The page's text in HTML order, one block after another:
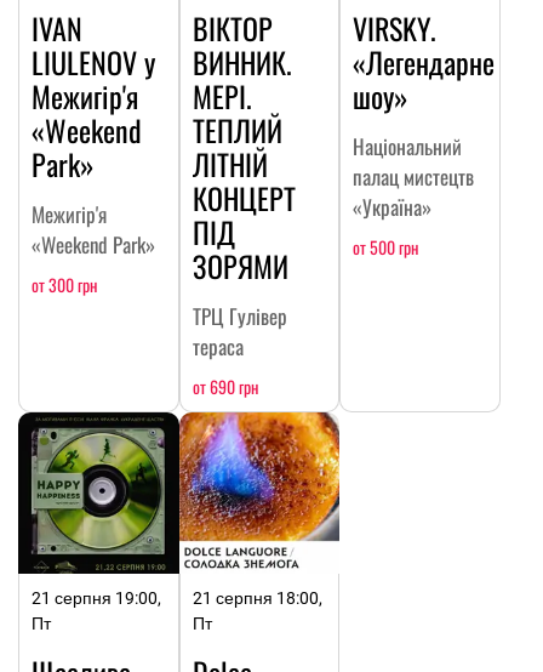
IVAN
LIULENOV у
Межигір'я
«Weekend
Park»
Межигір'я
«Weekend Park»
от 300 грн
ВІКТОР
ВИННИК.
МЕРІ.
ТЕПЛИЙ
ЛІТНІЙ
КОНЦЕРТ
ПІД
ЗОРЯМИ
ТРЦ Гулівер
тераса
от 690 грн
VIRSKY.
«Легендарне
шоу»
Національний
палац мистецтв
«Україна»
от 500 грн
21 серпня 19:00,
Пт
21 серпня 18:00,
Пт